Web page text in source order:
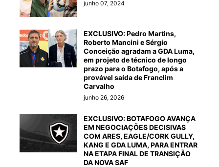
junho 07, 2024
EXCLUSIVO: Pedro Martins,
Roberto Mancini e Sérgio
Conceição agradam a GDA Luma,
em projeto de técnico de longo
prazo para o Botafogo, após a
provável saída de Franclim
Carvalho
junho 26, 2026
EXCLUSIVO: BOTAFOGO AVANÇA
EM NEGOCIAÇÕES DECISIVAS
COM ARES, EAGLE/CORK GULLY,
KANG E GDA LUMA, PARA ENTRAR
NA ETAPA FINAL DE TRANSIÇÃO
DA NOVA SAF